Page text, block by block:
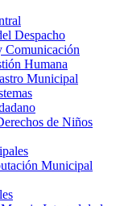
Despacho
Comunicación
Humana
Municipal
de Niños
Municipal